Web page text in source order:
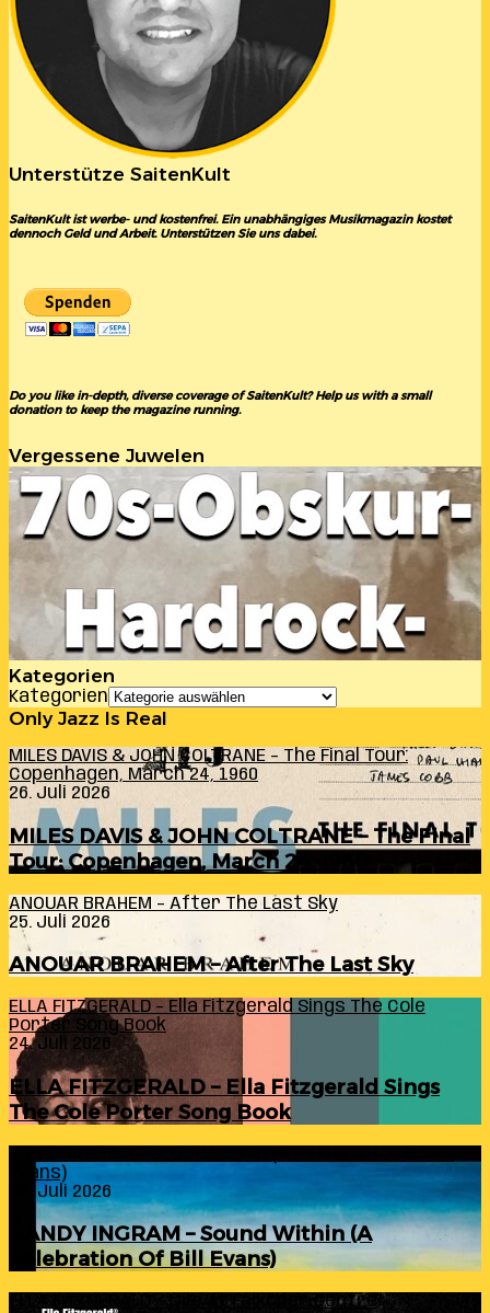
Unterstütze SaitenKult
SaitenKult ist werbe- und kostenfrei. Ein unabhängiges Musikmagazin kostet
dennoch Geld und Arbeit. Unterstützen Sie uns dabei.
Do you like in-depth, diverse coverage of SaitenKult? Help us with a small
donation to keep the magazine running.
Vergessene Juwelen
Kategorien
Kategorien
Only Jazz Is Real
MILES DAVIS & JOHN COLTRANE – The Final Tour:
Copenhagen, March 24, 1960
26. Juli 2026
MILES DAVIS & JOHN COLTRANE – The Final
Tour: Copenhagen, March 24, 1960
ANOUAR BRAHEM – After The Last Sky
25. Juli 2026
ANOUAR BRAHEM – After The Last Sky
ELLA FITZGERALD – Ella Fitzgerald Sings The Cole
Porter Song Book
24. Juli 2026
ELLA FITZGERALD – Ella Fitzgerald Sings
The Cole Porter Song Book
Evans)
24. Juli 2026
RANDY INGRAM – Sound Within (A
Celebration Of Bill Evans)
ELLA FITZGERALD – Live At Falkoner Centre